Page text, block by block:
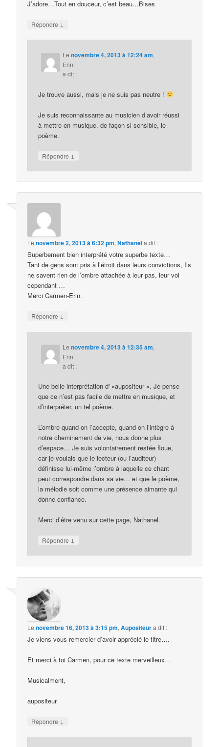
J’adore…Tout en douceur, c’est beau…Bises
Répondre ↓
Lenovembre 4, 2013 à 12:24 am,
Erin
a dit :
Je trouve aussi, mais je ne suis pas neutre !
Je suis reconnaissante au musicien d’avoir réussi
à mettre en musique, de façon si sensible, le
poème.
Répondre ↓
Lenovembre 2, 2013 à 6:32 pm,Nathanela dit :
Superbement bien interprété votre superbe texte…
Tant de gens sont pris à l’étroit dans leurs convictions, Ils
ne savent rien de l’ombre attachée à leur pas, leur vol
cependant …
Merci Carmen-Erin.
Répondre ↓
Lenovembre 4, 2013 à 12:35 am,
Erin
a dit :
Une belle interprétation d' »aupositeur ». Je pense
que ce n’est pas facile de mettre en musique, et
d’interpréter, un tel poème.
L’ombre quand on l’accepte, quand on l’intègre à
notre cheminement de vie, nous donne plus
d’espace… Je suis volontairement restée floue,
car je voulais que le lecteur (ou l’auditeur)
définisse lui-même l’ombre à laquelle ce chant
peut correspondre dans sa vie… et que le poème,
la mélodie soit comme une présence aimante qui
donne confiance.
Merci d’être venu sur cette page, Nathanel.
Répondre ↓
Lenovembre 16, 2013 à 3:15 pm,Aupositeura dit :
Je viens vous remercier d’avoir apprécié le titre….
Et merci à toi Carmen, pour ce texte merveilleux…
Musicalment,
aupositeur
Répondre ↓